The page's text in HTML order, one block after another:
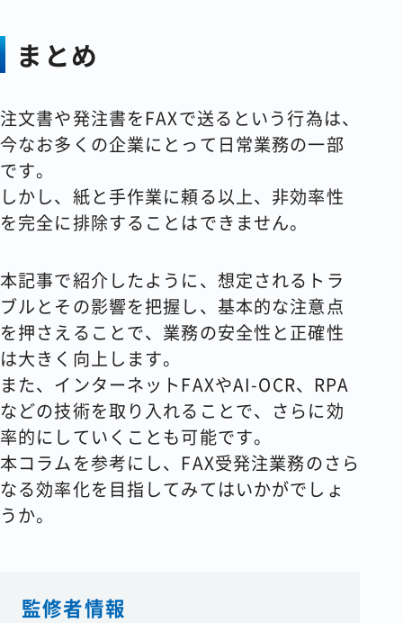
まとめ
注文書や発注書をFAXで送るという行為は、
今なお多くの企業にとって日常業務の一部
です。
しかし、紙と手作業に頼る以上、非効率性
を完全に排除することはできません。
本記事で紹介したように、想定されるトラ
ブルとその影響を把握し、基本的な注意点
を押さえることで、業務の安全性と正確性
は大きく向上します。
また、インターネットFAXやAI-OCR、RPA
などの技術を取り入れることで、さらに効
率的にしていくことも可能です。
本コラムを参考にし、FAX受発注業務のさら
なる効率化を目指してみてはいかがでしょ
うか。
監修者情報